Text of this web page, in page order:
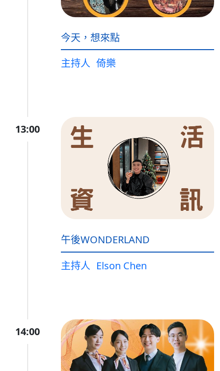
今天，想來點
主持人 倚樂
13:00
午後WONDERLAND
主持人 Elson Chen
14:00